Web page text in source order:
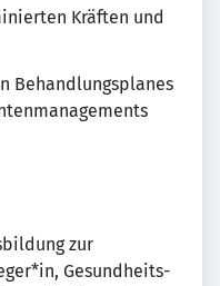
Kräften und
Behandlungsplanes
zur
Gesundheits-